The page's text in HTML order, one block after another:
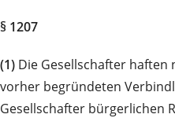
§ 1207
(1) Die Gesellschafter
vorher begründeten
Gesellschafter bürgerlichen